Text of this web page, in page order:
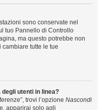
sono conservate nel
tuo Pannello di Controllo
ma questo potrebbe non
cambiare tutte le tue
utenti in linea?
trovi l’opzione Nascondi
apparirai solo agli